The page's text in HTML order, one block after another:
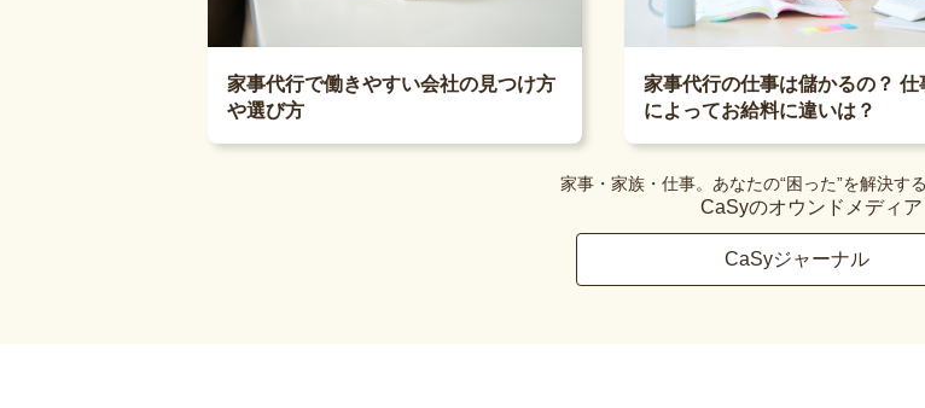
家事代行で働きやすい会社の見つけ方
や選び方
家事代行の仕事は儲かるの？ 仕
によってお給料に違いは？
家事・家族・仕事。あなたの“困った”を解決す
CaSyのオウンドメディア
CaSyジャーナル